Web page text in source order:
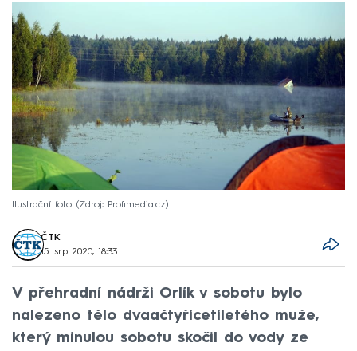
Ilustrační foto Zdroj: Profimedia.cz
ČTK
15. srp 2020, 18:33
V přehradní nádrži Orlík v sobotu bylo
nalezeno tělo dvaačtyřicetiletého muže,
který minulou sobotu skočil do vody ze